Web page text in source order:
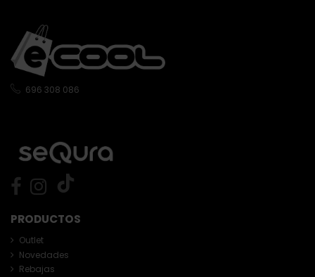
PRODUCTOS
Outlet
Novedades
Rebajas
696 308 086